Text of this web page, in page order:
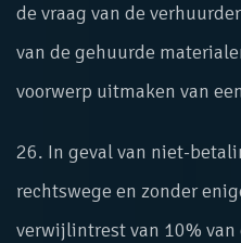
de vraag van de
van de gehuurde
voorwerp uitmaken van
26. In geval van niet-
rechtswege en zonder
verwijlintrest van 10% van